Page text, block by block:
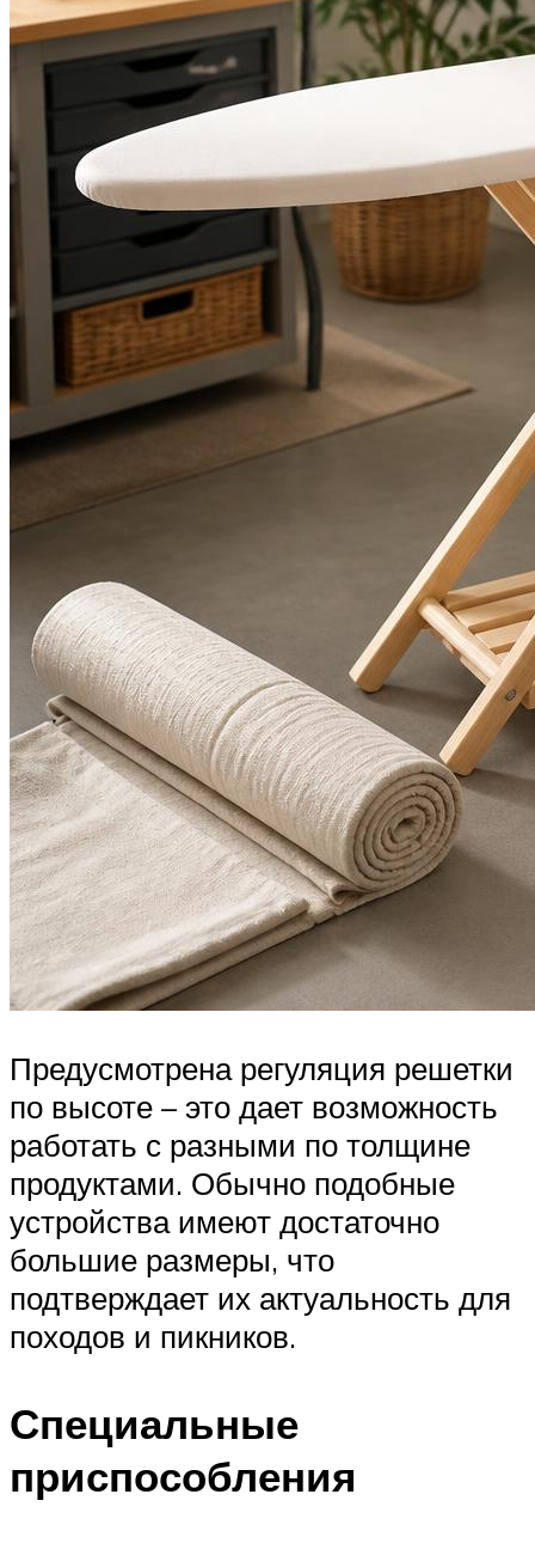
Предусмотрена регуляция решетки
по высоте – это дает возможность
работать с разными по толщине
продуктами. Обычно подобные
устройства имеют достаточно
большие размеры, что
подтверждает их актуальность для
походов и пикников.
Специальные
приспособления